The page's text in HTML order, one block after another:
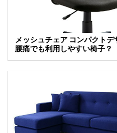
メッシュチェア コンパクトデ
腰痛でも利用しやすい椅子？